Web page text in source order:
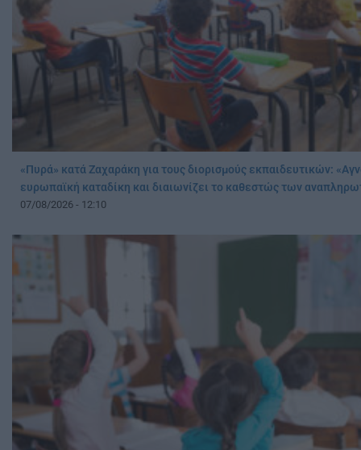
«Πυρά» κατά Ζαχαράκη για τους διορισμούς εκπαιδευτικών:
ευρωπαϊκή καταδίκη και διαιωνίζει το καθεστώς των
07/08/2026 - 12:10